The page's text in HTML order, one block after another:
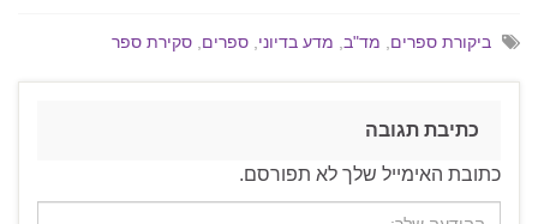
ביקורת ספרים מד"ב מדע בדיוני ספרים סקירת ספר
כתיבת תגובה
כתובת האימייל שלך לא תפורסם.